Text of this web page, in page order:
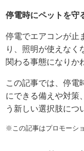
停電時にペットを守
停電でエアコンが止
り、照明が使えなく
関わる事態になりか
この記事では、停電
にできる備えや対策
う新しい選択肢につ
※この記事はプロモーシ